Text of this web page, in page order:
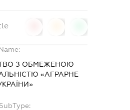
З ОБМЕЖЕНОЮ
«АГРАРНЕ